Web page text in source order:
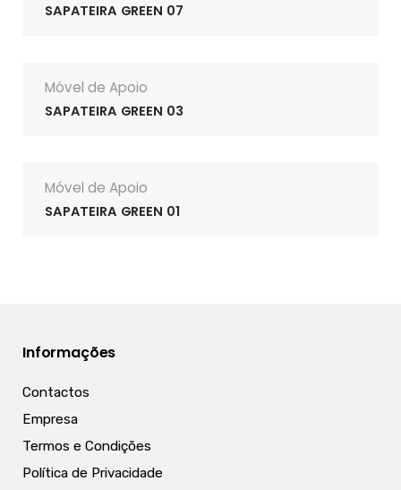
SAPATEIRA GREEN 07
Móvel de Apoio
SAPATEIRA GREEN 03
Móvel de Apoio
SAPATEIRA GREEN 01
Informações
Contactos
Empresa
Termos e Condições
Política de Privacidade